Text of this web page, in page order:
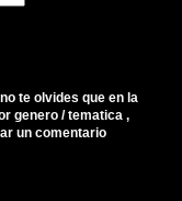
te olvides que en la
genero / tematica ,
un comentario